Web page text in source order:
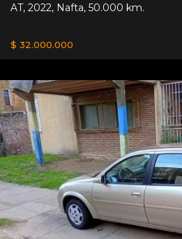
AT, 2022, Nafta, 50.000 km.
$ 32.000.000